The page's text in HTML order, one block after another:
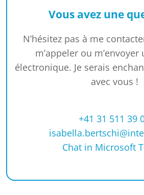
Vous avez une
N’hésitez pas à me
m’appeler ou m’envoyer
électronique. Je serais
avec vous !
+41 31 511 39
Chat in Microsoft